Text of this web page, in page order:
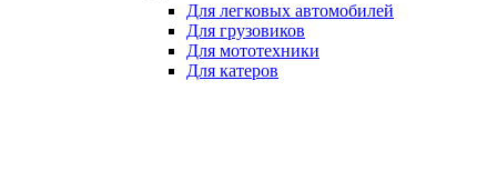
Для легковых автомобилей
Для грузовиков
Для мототехники
Для катеров